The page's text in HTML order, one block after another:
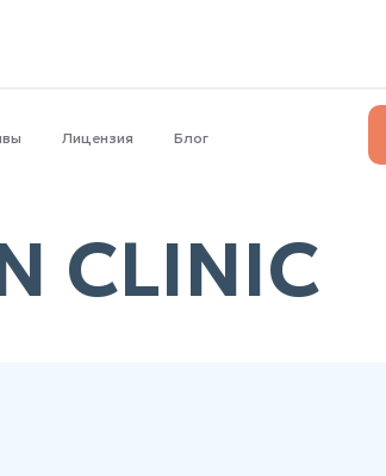
Лицензия Блог
CLINIC